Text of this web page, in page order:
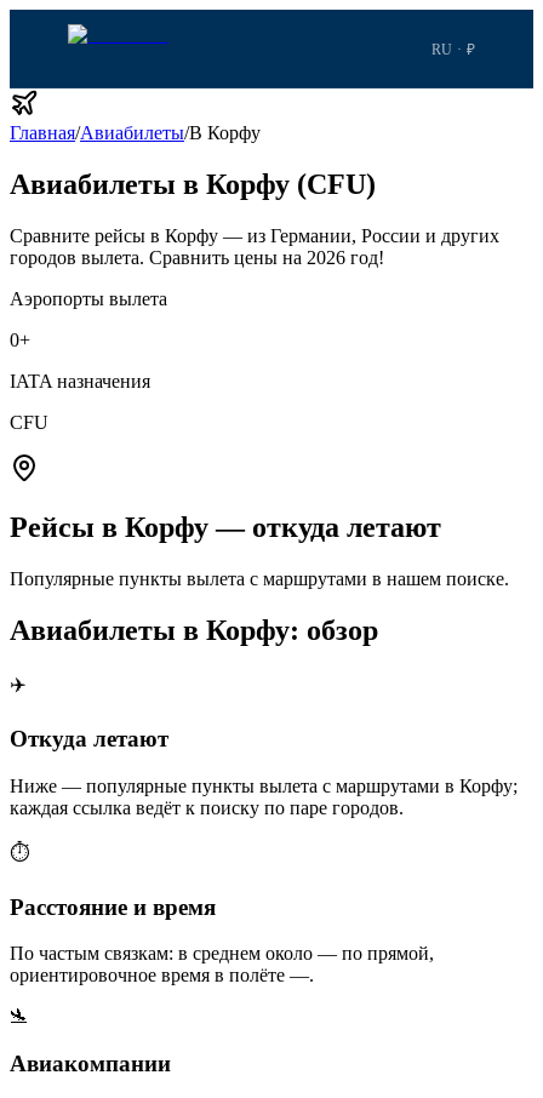
RU · ₽
Главная/Авиабилеты/В Корфу
Авиабилеты в Корфу (CFU)
Сравните рейсы в Корфу — из Германии, России и других
городов вылета. Сравнить цены на 2026 год!
Аэропорты вылета
0+
IATA назначения
CFU
Рейсы в Корфу — откуда летают
Популярные пункты вылета с маршрутами в нашем поиске.
Авиабилеты в Корфу: обзор
✈️
Откуда летают
Ниже — популярные пункты вылета с маршрутами в Корфу;
каждая ссылка ведёт к поиску по паре городов.
⏱️
Расстояние и время
По частым связкам: в среднем около — по прямой,
ориентировочное время в полёте —.
🛬
Авиакомпании